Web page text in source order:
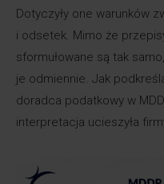
Dotyczyły one warunków
i odsetek. Mimo że
sformułowane są tak
je odmiennie. Jak
doradca podatkowy w
interpretacja ucieszyła